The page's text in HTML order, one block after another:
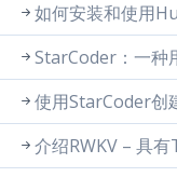
如何安装和使用
StarCoder：一种
使用StarCoder创
介绍RWKV – 具